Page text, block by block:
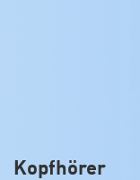
Kopfhörer